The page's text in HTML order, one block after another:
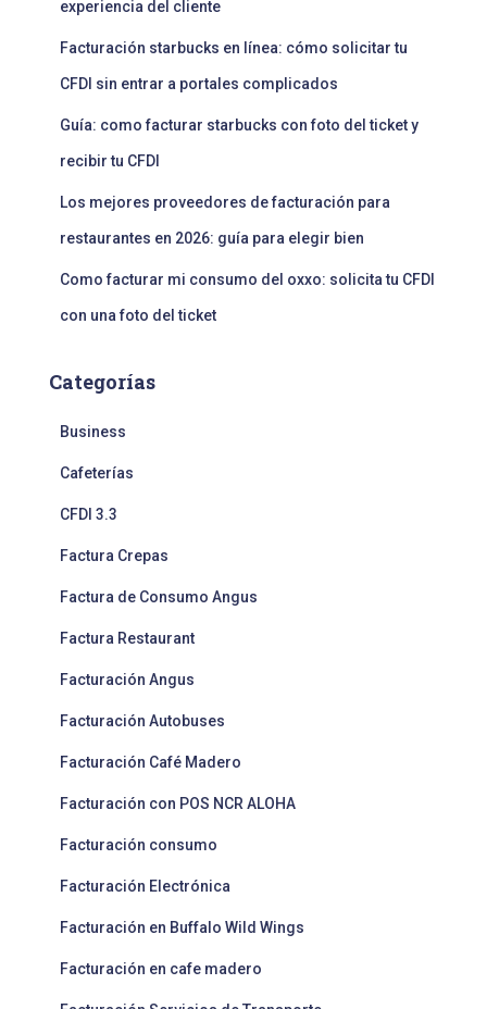
experiencia del cliente
Facturación starbucks en línea: cómo solicitar tu
CFDI sin entrar a portales complicados
Guía: como facturar starbucks con foto del ticket y
recibir tu CFDI
Los mejores proveedores de facturación para
restaurantes en 2026: guía para elegir bien
Como facturar mi consumo del oxxo: solicita tu CFDI
con una foto del ticket
Categorías
Business
Cafeterías
CFDI 3.3
Factura Crepas
Factura de Consumo Angus
Factura Restaurant
Facturación Angus
Facturación Autobuses
Facturación Café Madero
Facturación con POS NCR ALOHA
Facturación consumo
Facturación Electrónica
Facturación en Buffalo Wild Wings
Facturación en cafe madero